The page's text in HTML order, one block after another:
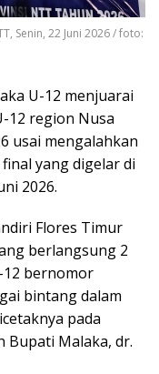
Senin, 22 Juni 2026 / foto:
U-12 menjuarai
12 region Nusa
usai mengalahkan
yang digelar di
2026.
Flores Timur
berlangsung 2
12 bernomor
bintang dalam
pada
Bupati Malaka, dr.